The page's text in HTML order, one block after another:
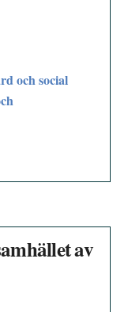
och social
av